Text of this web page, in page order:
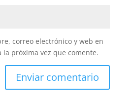
correo electrónico y web en
la próxima vez que comente.